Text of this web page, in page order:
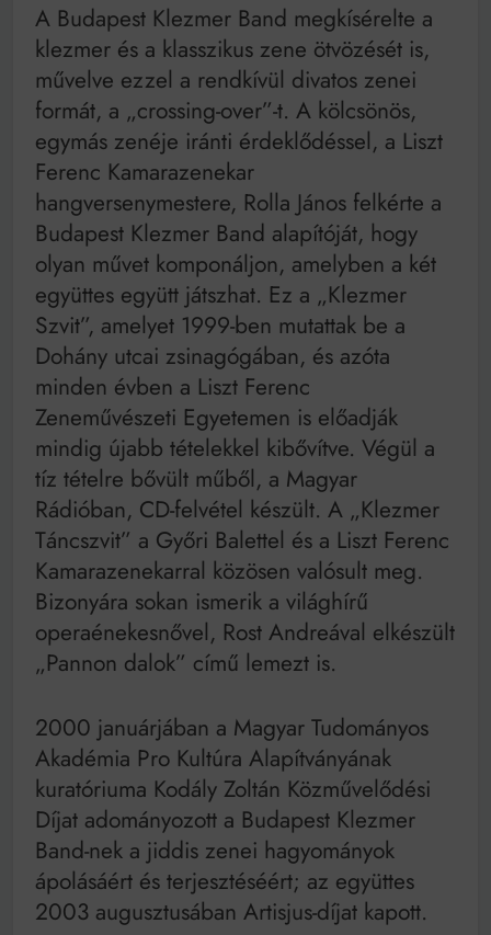
A Budapest Klezmer Band megkísérelte a
klezmer és a klasszikus zene ötvözését is,
művelve ezzel a rendkívül divatos zenei
formát, a „crossing-over”-t. A kölcsönös,
egymás zenéje iránti érdeklődéssel, a Liszt
Ferenc Kamarazenekar
hangversenymestere, Rolla János felkérte a
Budapest Klezmer Band alapítóját, hogy
olyan művet komponáljon, amelyben a két
együttes együtt játszhat. Ez a „Klezmer
Szvit”, amelyet 1999-ben mutattak be a
Dohány utcai zsinagógában, és azóta
minden évben a Liszt Ferenc
Zeneművészeti Egyetemen is előadják
mindig újabb tételekkel kibővítve. Végül a
tíz tételre bővült műből, a Magyar
Rádióban, CD-felvétel készült. A „Klezmer
Táncszvit” a Győri Balettel és a Liszt Ferenc
Kamarazenekarral közösen valósult meg.
Bizonyára sokan ismerik a világhírű
operaénekesnővel, Rost Andreával elkészült
„Pannon dalok” című lemezt is.
2000 januárjában a Magyar Tudományos
Akadémia Pro Kultúra Alapítványának
kuratóriuma Kodály Zoltán Közművelődési
Díjat adományozott a Budapest Klezmer
Band-nek a jiddis zenei hagyományok
ápolásáért és terjesztéséért; az együttes
2003 augusztusában Artisjus-díjat kapott.